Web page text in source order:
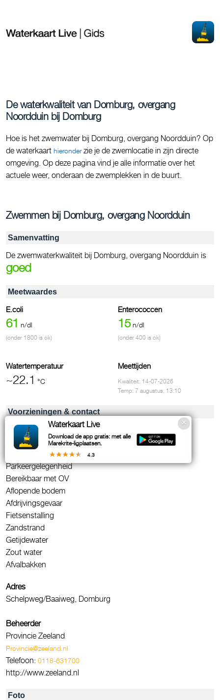
De waterkwaliteit van Domburg, overgang
Noordduin bij Domburg
Hoe is het zwemwater bij Domburg, overgang Noordduin? Op
de waterkaart hieronderzie je de zwemlocatie in zijn directe
omgeving. Op deze pagina vind je alle informatie over het
actuele weer, onderaan de zwemplekken in de buurt.
Zwemmen bij Domburg, overgang Noordduin
Samenvatting
De zwemwaterkwaliteit bij Domburg, overgang Noordduin is
goed
Meetwaardes
E.coli
61 n/dl
(onder 1800 is ok)
Enterococcen
15 n/dl
(onder 400 is ok)
Watertemperatuur
~22.1 °C
Meettijden
Kwaliteit: 14-07-2026
Temp: 7 augustus, 13:10
Voorzieningen & contact
WC / Toiletten
Infobord
Parkeergelegenheid
Bereikbaar met OV
Aflopende bodem
Afdrijvingsgevaar
Fietsenstalling
Zandstrand
Getijdewater
Zout water
Afvalbakken
Adres
Schelpweg/Baaiweg, Domburg
Beheerder
Provincie Zeeland
Provincie@zeeland.nl
Telefoon: 0118-631700
http://www.zeeland.nl
Foto
Waterkaart Live
Download de app gratis: met alle
Marekrite-ligplaatsen.
4.3